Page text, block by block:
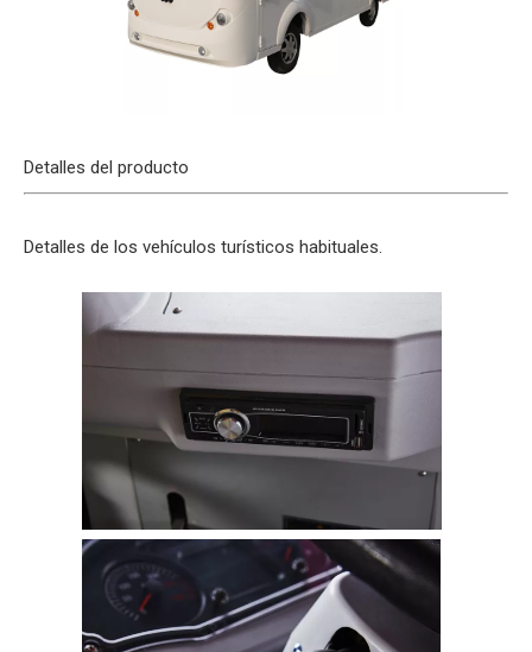
Detalles del producto
Detalles de los vehículos turísticos habituales.